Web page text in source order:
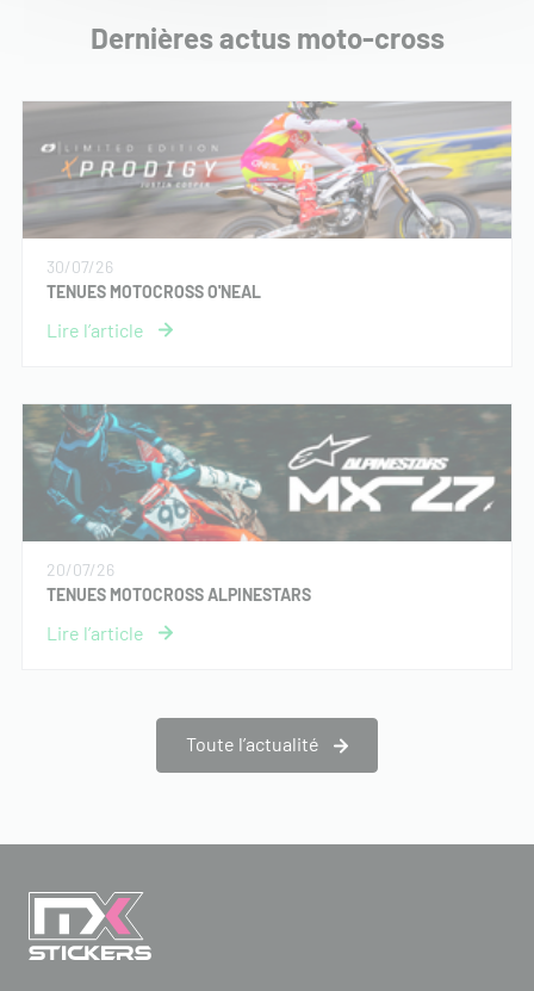
Dernières actus moto-cross
30/07/26
TENUES MOTOCROSS O'NEAL
20/07/26
TENUES MOTOCROSS ALPINESTARS
Toute l’actualité